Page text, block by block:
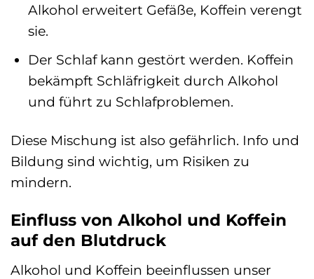
Alkohol erweitert Gefäße, Koffein verengt
sie.
Der Schlaf kann gestört werden. Koffein
bekämpft Schläfrigkeit durch Alkohol
und führt zu Schlafproblemen.
Diese Mischung ist also gefährlich. Info und
Bildung sind wichtig, um Risiken zu
mindern.
Einfluss von Alkohol und Koffein
auf den Blutdruck
Alkohol und Koffein beeinflussen unser